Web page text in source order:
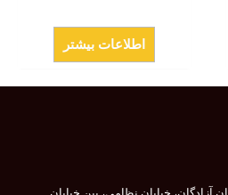
اطلاعات بیشتر